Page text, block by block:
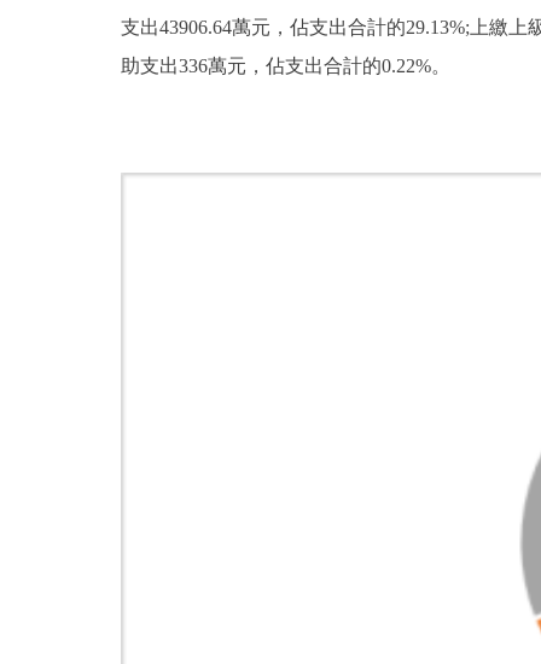
支出43906.64萬元，佔支出合計的29.13%;上繳
助支出336萬元，佔支出合計的0.22%。